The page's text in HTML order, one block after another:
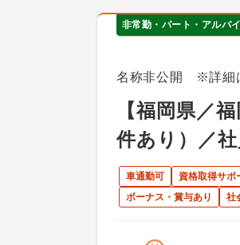
非常勤・パート・アルバ
名称非公開 ※詳細
【福岡県／
件あり）／
車通勤可 資格取得サポ
ボーナス・賞与あり
社